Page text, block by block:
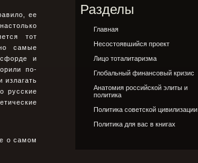
ее
тот
самые
и
по-
излагать
русские
о самом
Разделы
Главная
Несостоявшийся проект
Лицо тоталитаризма
Глобальный финансовый кризис
Анатомия российской элиты и
политика
Политика советской цивилизации
Политика для вас в книгах